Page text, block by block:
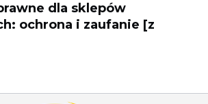
dla sklepów
ochrona i zaufanie [z